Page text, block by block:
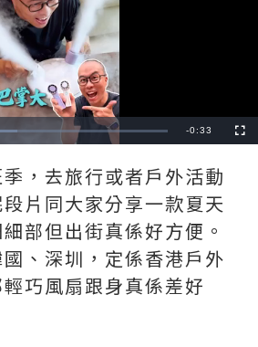
:
Remaining
-0:33
，去旅行或者戶外活動
片同大家分享一款夏天
部但出街真係好方便。
、深圳，定係香港戶外
巧風扇跟身真係差好